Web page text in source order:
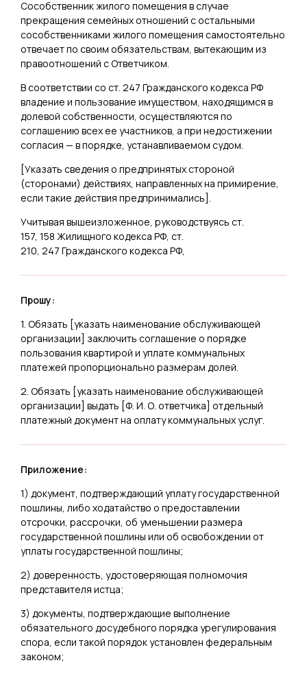
Сособственник жилого помещения в случае
прекращения семейных отношений с остальными
сособственниками жилого помещения самостоятельно
отвечает по своим обязательствам, вытекающим из
правоотношений с Ответчиком.
В соответствии со ст. 247 Гражданского кодекса РФ
владение и пользование имуществом, находящимся в
долевой собственности, осуществляются по
соглашению всех ее участников, а при недостижении
согласия — в порядке, устанавливаемом судом.
[Указать сведения о предпринятых стороной
(сторонами) действиях, направленных на примирение,
если такие действия предпринимались].
Учитывая вышеизложенное, руководствуясь ст.
157, 158 Жилищного кодекса РФ, ст.
210, 247 Гражданского кодекса РФ,
Прошу:
1. Обязать [указать наименование обслуживающей
организации] заключить соглашение о порядке
пользования квартирой и уплате коммунальных
платежей пропорционально размерам долей.
2. Обязать [указать наименование обслуживающей
организации] выдать [Ф. И. О. ответчика] отдельный
платежный документ на оплату коммунальных услуг.
Приложение:
1) документ, подтверждающий уплату государственной
пошлины, либо ходатайство о предоставлении
отсрочки, рассрочки, об уменьшении размера
государственной пошлины или об освобождении от
уплаты государственной пошлины;
2) доверенность, удостоверяющая полномочия
представителя истца;
3) документы, подтверждающие выполнение
обязательного досудебного порядка урегулирования
спора, если такой порядок установлен федеральным
законом;